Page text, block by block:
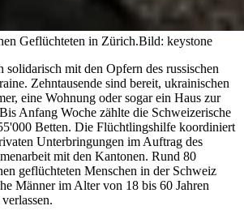
Geflüchteten in Zürich.Bild: keystone
mit den Opfern des russischen
Zehntausende sind bereit, ukrainischen
eine Wohnung oder sogar ein Haus zur
Anfang Woche zählte die Schweizerische
Betten. Die Flüchtlingshilfe koordiniert
Unterbringungen im Auftrag des
mit den Kantonen. Rund 80
geflüchteten Menschen in der Schweiz
Männer im Alter von 18 bis 60 Jahren